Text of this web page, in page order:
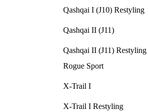
Qashqai I (J10) Restyling
Qashqai II (J11)
Qashqai II (J11) Restyling
Rogue Sport
X-Trail I
X-Trail I Restyling